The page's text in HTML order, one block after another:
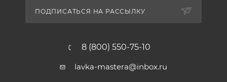
ПОДПИСАТЬСЯ НА РАССЫЛКУ
8 (800) 550-75-10
lavka-mastera@inbox.ru